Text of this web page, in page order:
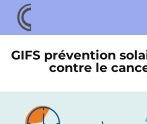
GIFS prévention
contre le